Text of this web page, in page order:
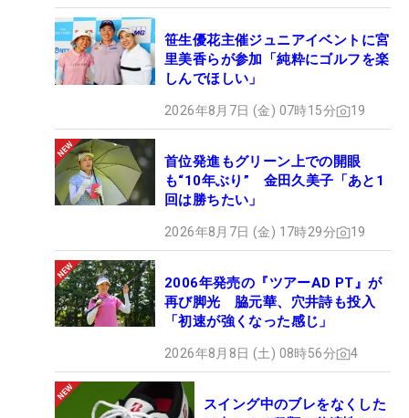
すし…ゲットしたいですね」とニッコリ。ひとつで
も多くの“収穫”を得る4日間にしたい。（文・間宮輝
笹生優花主催ジュニアイベントに宮
里美香らが参加「純粋にゴルフを楽
しんでほしい」
2026年8月7日 (金) 07時15分 19
首位発進もグリーン上での開眼
も“10年ぶり” 金田久美子「あと1
回は勝ちたい」
2026年8月7日 (金) 17時29分 19
2006年発売の『ツアーAD PT』が
再び脚光 脇元華、穴井詩も投入
「初速が強くなった感じ」
2026年8月8日 (土) 08時56分 4
スイング中のブレをなくした